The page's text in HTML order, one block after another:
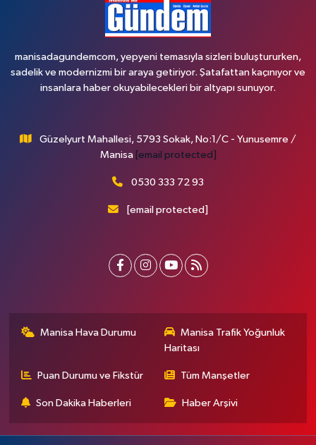
manisadagundemcom, yepyeni temasıyla sizleri buluştururken,
sadelik ve modernizmi bir araya getiriyor. Şatafattan kaçınıyor ve
insanlara haber okuyabilecekleri bir altyapı sunuyor.
Güzelyurt Mahallesi, 5793 Sokak, No:1/C - Yunusemre /
Manisa [email protected]
0530 333 72 93
[email protected]
Manisa Hava Durumu
Manisa Trafik Yoğunluk
Haritası
Puan Durumu ve Fikstür Tüm Manşetler
Son Dakika Haberleri Haber Arşivi